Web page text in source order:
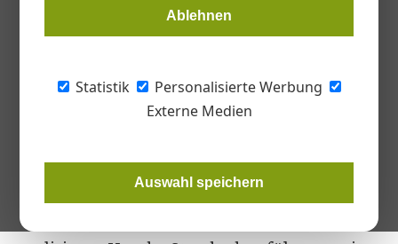
Ablehnen
Statistik
Personalisierte Werbung
Externe Medien
Auswahl speichern
oder Stahl. Die Ausführung kann durch eine Auswahl von
Metallblechen individualisiert werden.
Die Auswahl ist groß: Von speziellen
Aluminiumoberflächen über beschichtetes
strukturierten Edelstahloberflächen. Darüber
flexibel nach den
unterschiedlichsten Anforderungen